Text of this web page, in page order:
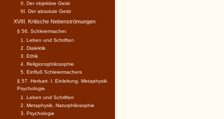
II. Der objektive Geist
III. Der absolute Geist
XVIII. Kritische Nebenströmungen
§ 56. Schleiermacher.
1. Leben und Schriften
2. Dialektik
3. Ethik
4. Religionsphilosophie
5. Einfluß Schleiermachers
§ 57. Herbart. I. Einleitung. Metaphysik.
Psychologie.
1. Leben und Schriften
2. Metaphysik, Naturphilosophie
3. Psychologie